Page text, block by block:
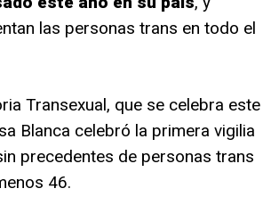
las personas trans en todo el
Transexual, que se celebra este
Blanca celebró la primera vigilia
precedentes de personas trans
46.